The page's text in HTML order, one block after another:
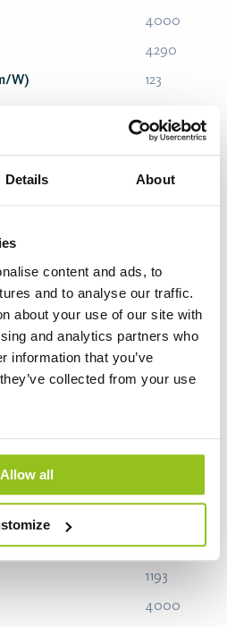
Details About
content and ads, to
and to analyse our traffic.
about your use of our site with
and analytics partners who
information that you’ve
collected from your use
Allow all
4000
4290
W) 123
46W 5000 DALI 830 White
3000
4840
W)
46W 5000 DALI 840 White
46W
1193
4000